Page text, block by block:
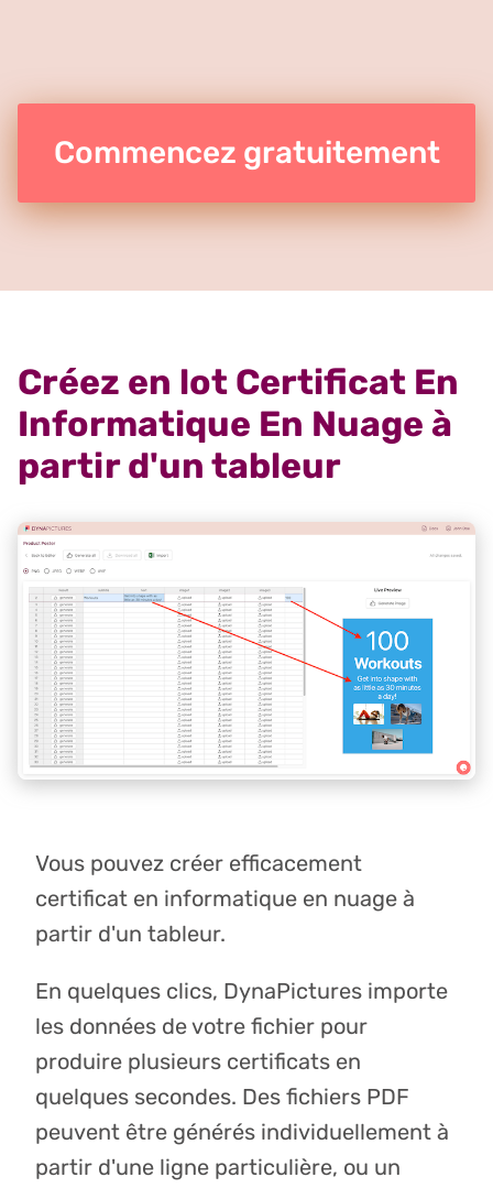
Commencez gratuitement
Créez en lot Certificat En
Informatique En Nuage à
partir d'un tableur
Vous pouvez créer efficacement
certificat en informatique en nuage à
partir d'un tableur.
En quelques clics, DynaPictures importe
les données de votre fichier pour
produire plusieurs certificats en
quelques secondes. Des fichiers PDF
peuvent être générés individuellement à
partir d'une ligne particulière, ou un